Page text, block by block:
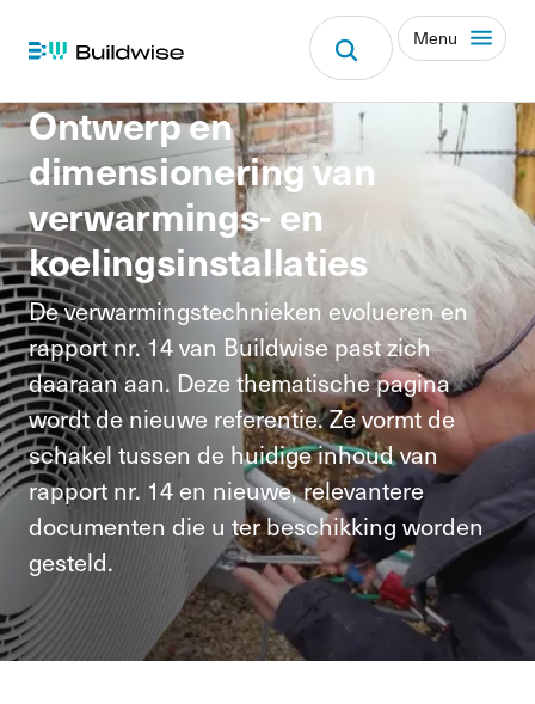
Menu
Hub navigatie
Centrale
verwarming
Ontwerp en
dimensionering van
verwarmings- en
koelingsinstallaties
De verwarmingstechnieken evolueren en
rapport nr. 14 van Buildwise past zich
daaraan aan. Deze thematische pagina
wordt de nieuwe referentie. Ze vormt de
schakel tussen de huidige inhoud van
rapport nr. 14 en nieuwe, relevantere
documenten die u ter beschikking worden
gesteld.